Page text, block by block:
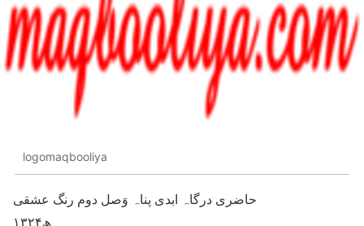
logomaqbooliya
حاضری درگاہ ابدی پناہ وَصل دوم رنگ عشقی
۱۳۲۴ھ